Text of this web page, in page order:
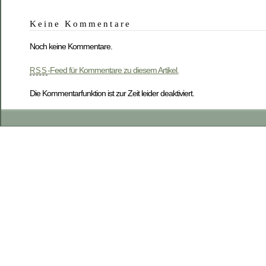
Keine Kommentare
Noch keine Kommentare.
RSS-Feed für Kommentare zu diesem Artikel.
Die Kommentarfunktion ist zur Zeit leider deaktiviert.